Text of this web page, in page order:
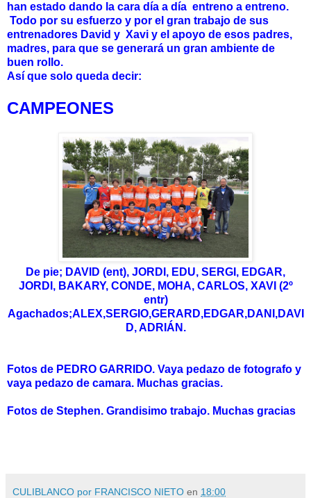
han estado dando la cara día a día entreno a entreno.
Todo por su esfuerzo y por el gran trabajo de sus
entrenadores David y Xavi y el apoyo de esos padres,
madres, para que se generará un gran ambiente de
buen rollo.
Así que solo queda decir:
CAMPEONES
De pie; DAVID (ent), JORDI, EDU, SERGI, EDGAR,
JORDI, BAKARY, CONDE, MOHA, CARLOS, XAVI (2º
entr)
Agachados;ALEX,SERGIO,GERARD,EDGAR,DANI,DAVI
D, ADRIÁN.
Fotos de PEDRO GARRIDO. Vaya pedazo de fotografo y
vaya pedazo de camara. Muchas gracias.
Fotos de Stephen. Grandisimo trabajo. Muchas gracias
CULIBLANCO por FRANCISCO NIETO en 18:00